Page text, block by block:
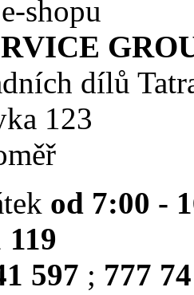
shopu
dílů
123
od 7:00 -
119
597 ; 777